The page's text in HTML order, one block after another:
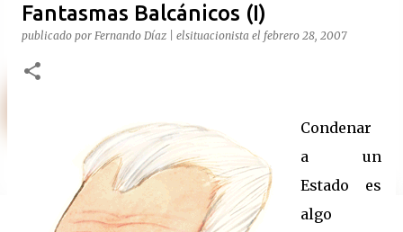
Fantasmas Balcánicos (I)
publicado por Fernando Díaz | elsituacionista el febrero 28, 2007
Condenar
a un
Estado es
algo